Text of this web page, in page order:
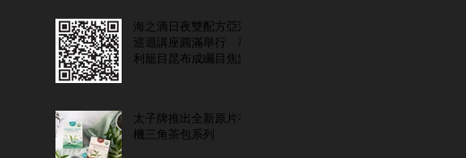
海之滴日夜雙配方亞洲
巡迴講座圓滿舉行 專
利籠目昆布成矚目焦點
太子牌推出全新原片有
機三角茶包系列